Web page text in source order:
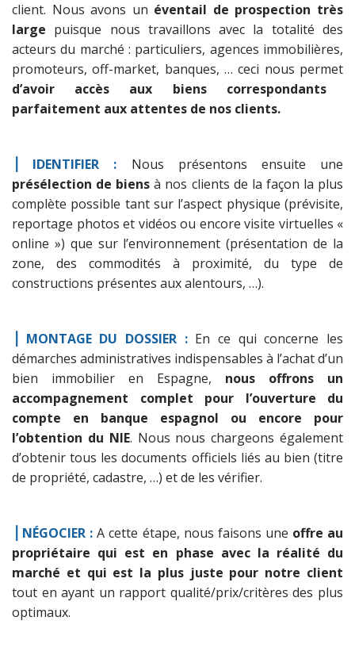
client. Nous avons un éventail de prospection très
large puisque nous travaillons avec la totalité des
acteurs du marché : particuliers, agences immobilières,
promoteurs, off-market, banques, … ceci nous permet
d’avoir accès aux biens correspondants
parfaitement aux attentes de nos clients.
⎟ IDENTIFIER : Nous présentons ensuite une
présélection de biens à nos clients de la façon la plus
complète possible tant sur l’aspect physique (prévisite,
reportage photos et vidéos ou encore visite virtuelles «
online ») que sur l’environnement (présentation de la
zone, des commodités à proximité, du type de
constructions présentes aux alentours, …).
⎟ MONTAGE DU DOSSIER : En ce qui concerne les
démarches administratives indispensables à l’achat d’un
bien immobilier en Espagne, nous offrons un
accompagnement complet pour l’ouverture du
compte en banque espagnol ou encore pour
l’obtention du NIE. Nous nous chargeons également
d’obtenir tous les documents officiels liés au bien (titre
de propriété, cadastre, …) et de les vérifier.
⎟ NÉGOCIER :A cette étape, nous faisons une offre au
propriétaire qui est en phase avec la réalité du
marché et qui est la plus juste pour notre client
tout en ayant un rapport qualité/prix/critères des plus
optimaux.